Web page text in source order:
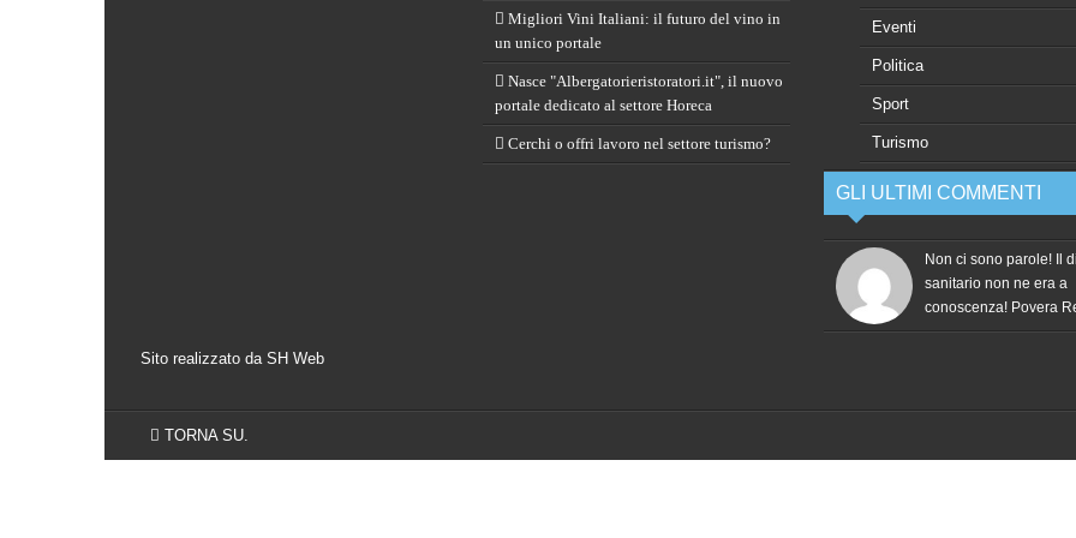
Migliori Vini Italiani: il futuro del vino in
un unico portale
Nasce "Albergatorieristoratori.it", il nuovo
portale dedicato al settore Horeca
Cerchi o offri lavoro nel settore turismo?
Eventi
Politica
Sport
Turismo
GLI ULTIMI COMMENTI
Non ci sono parole! Il
sanitario non ne era a
conoscenza! Povera
Sito realizzato da SH Web
TORNA SU.